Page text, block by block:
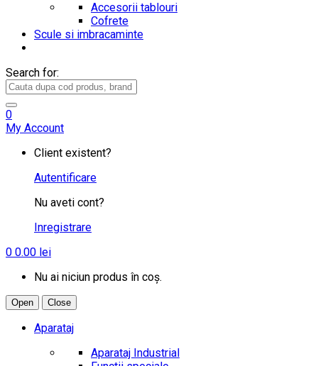
Accesorii tablouri
Cofrete
Scule si imbracaminte
Search for:
0
My Account
Client existent?
Autentificare
Nu aveti cont?
Inregistrare
0 0.00 lei
Nu ai niciun produs în coș.
Open Close
Aparataj
Aparataj Industrial